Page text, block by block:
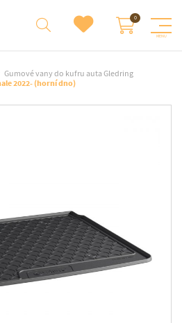
Gumové vany do kufru auta Gledring
2022- (horní dno)